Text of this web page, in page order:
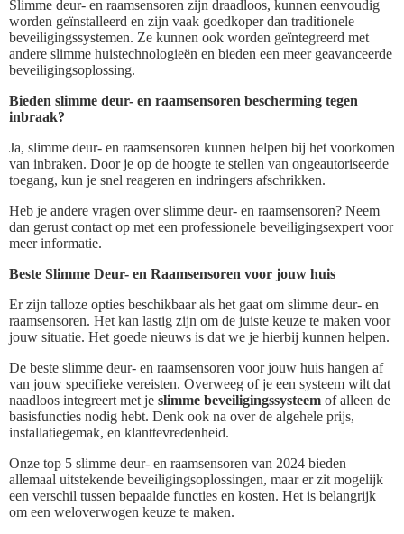
Slimme deur- en raamsensoren zijn draadloos, kunnen eenvoudig
worden geïnstalleerd en zijn vaak goedkoper dan traditionele
beveiligingssystemen. Ze kunnen ook worden geïntegreerd met
andere slimme huistechnologieën en bieden een meer geavanceerde
beveiligingsoplossing.
Bieden slimme deur- en raamsensoren bescherming tegen
inbraak?
Ja, slimme deur- en raamsensoren kunnen helpen bij het voorkomen
van inbraken. Door je op de hoogte te stellen van ongeautoriseerde
toegang, kun je snel reageren en indringers afschrikken.
Heb je andere vragen over slimme deur- en raamsensoren? Neem
dan gerust contact op met een professionele beveiligingsexpert voor
meer informatie.
Beste Slimme Deur- en Raamsensoren voor jouw huis
Er zijn talloze opties beschikbaar als het gaat om slimme deur- en
raamsensoren. Het kan lastig zijn om de juiste keuze te maken voor
jouw situatie. Het goede nieuws is dat we je hierbij kunnen helpen.
De beste slimme deur- en raamsensoren voor jouw huis hangen af
van jouw specifieke vereisten. Overweeg of je een systeem wilt dat
naadloos integreert met je slimme beveiligingssysteem of alleen de
basisfuncties nodig hebt. Denk ook na over de algehele prijs,
installatiegemak, en klanttevredenheid.
Onze top 5 slimme deur- en raamsensoren van 2024 bieden
allemaal uitstekende beveiligingsoplossingen, maar er zit mogelijk
een verschil tussen bepaalde functies en kosten. Het is belangrijk
om een weloverwogen keuze te maken.